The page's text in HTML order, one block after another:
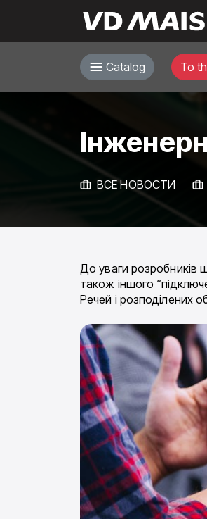
Catalog To
ВСЕ НОВОСТИ
До уваги розробників
також іншого
Речей і розподілених